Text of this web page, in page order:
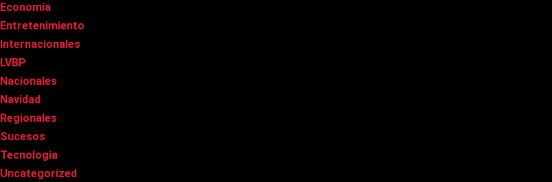
Economía
Entretenimiento
Internacionales
LVBP
Nacionales
Navidad
Regionales
Sucesos
Tecnología
Uncategorized